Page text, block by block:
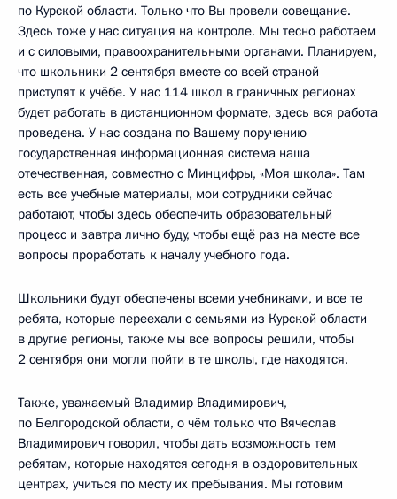
по Курской области. Только что Вы провели совещание.
Здесь тоже у нас ситуация на контроле. Мы тесно работаем
и с силовыми, правоохранительными органами. Планируем,
что школьники 2 сентября вместе со всей страной
приступят к учёбе. У нас 114 школ в граничных регионах
будет работать в дистанционном формате, здесь вся работа
проведена. У нас создана по Вашему поручению
государственная информационная система наша
отечественная, совместно с Минцифры, «Моя школа». Там
есть все учебные материалы, мои сотрудники сейчас
работают, чтобы здесь обеспечить образовательный
процесс и завтра лично буду, чтобы ещё раз на месте все
вопросы проработать к началу учебного года.
Школьники будут обеспечены всеми учебниками, и все те
ребята, которые переехали с семьями из Курской области
в другие регионы, также мы все вопросы решили, чтобы
2 сентября они могли пойти в те школы, где находятся.
Также, уважаемый Владимир Владимирович,
по Белгородской области, о чём только что Вячеслав
Владимирович говорил, чтобы дать возможность тем
ребятам, которые находятся сегодня в оздоровительных
центрах, учиться по месту их пребывания. Мы готовим